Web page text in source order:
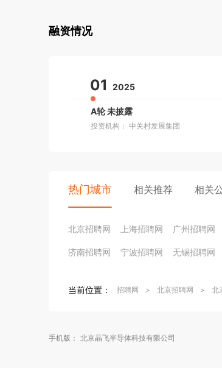
融资情况
01 2025
A轮 未披露
投资机构： 中关村发展集团
热门城市 相关推荐 相关
北京招聘网 上海招聘网 广州招聘网
济南招聘网 宁波招聘网 无锡招聘网
当前位置： 招聘网 > 北京招聘网 > 北
手机版： 北京晶飞半导体科技有限公司